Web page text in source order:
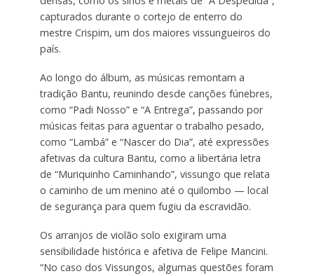
capturados durante o cortejo de enterro do
mestre Crispim, um dos maiores vissungueiros do
país.
Ao longo do álbum, as músicas remontam a
tradição Bantu, reunindo desde canções fúnebres,
como “Padi Nosso” e “A Entrega”, passando por
músicas feitas para aguentar o trabalho pesado,
como “Lambá” e “Nascer do Dia”, até expressões
afetivas da cultura Bantu, como a libertária letra
de “Muriquinho Caminhando”, vissungo que relata
o caminho de um menino até o quilombo — local
de segurança para quem fugiu da escravidão.
Os arranjos de violão solo exigiram uma
sensibilidade histórica e afetiva de Felipe Mancini.
“No caso dos Vissungos, algumas questões foram